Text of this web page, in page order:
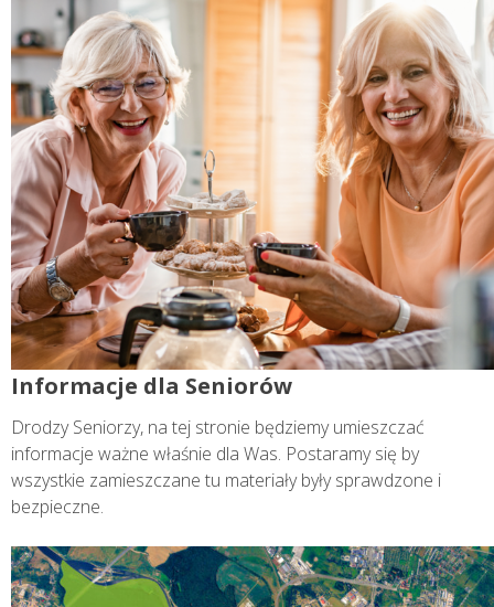
Informacje dla Seniorów
Drodzy Seniorzy, na tej stronie będziemy umieszczać
informacje ważne właśnie dla Was. Postaramy się by
wszystkie zamieszczane tu materiały były sprawdzone i
bezpieczne.